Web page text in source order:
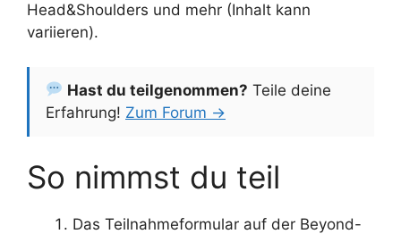
Head&Shoulders und mehr (Inhalt kann
variieren).
Hast du teilgenommen? Teile deine
Erfahrung! Zum Forum →
So nimmst du teil
Das Teilnahmeformular auf der Beyond-